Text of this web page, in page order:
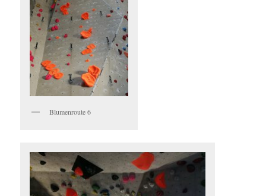
Blumenroute 6